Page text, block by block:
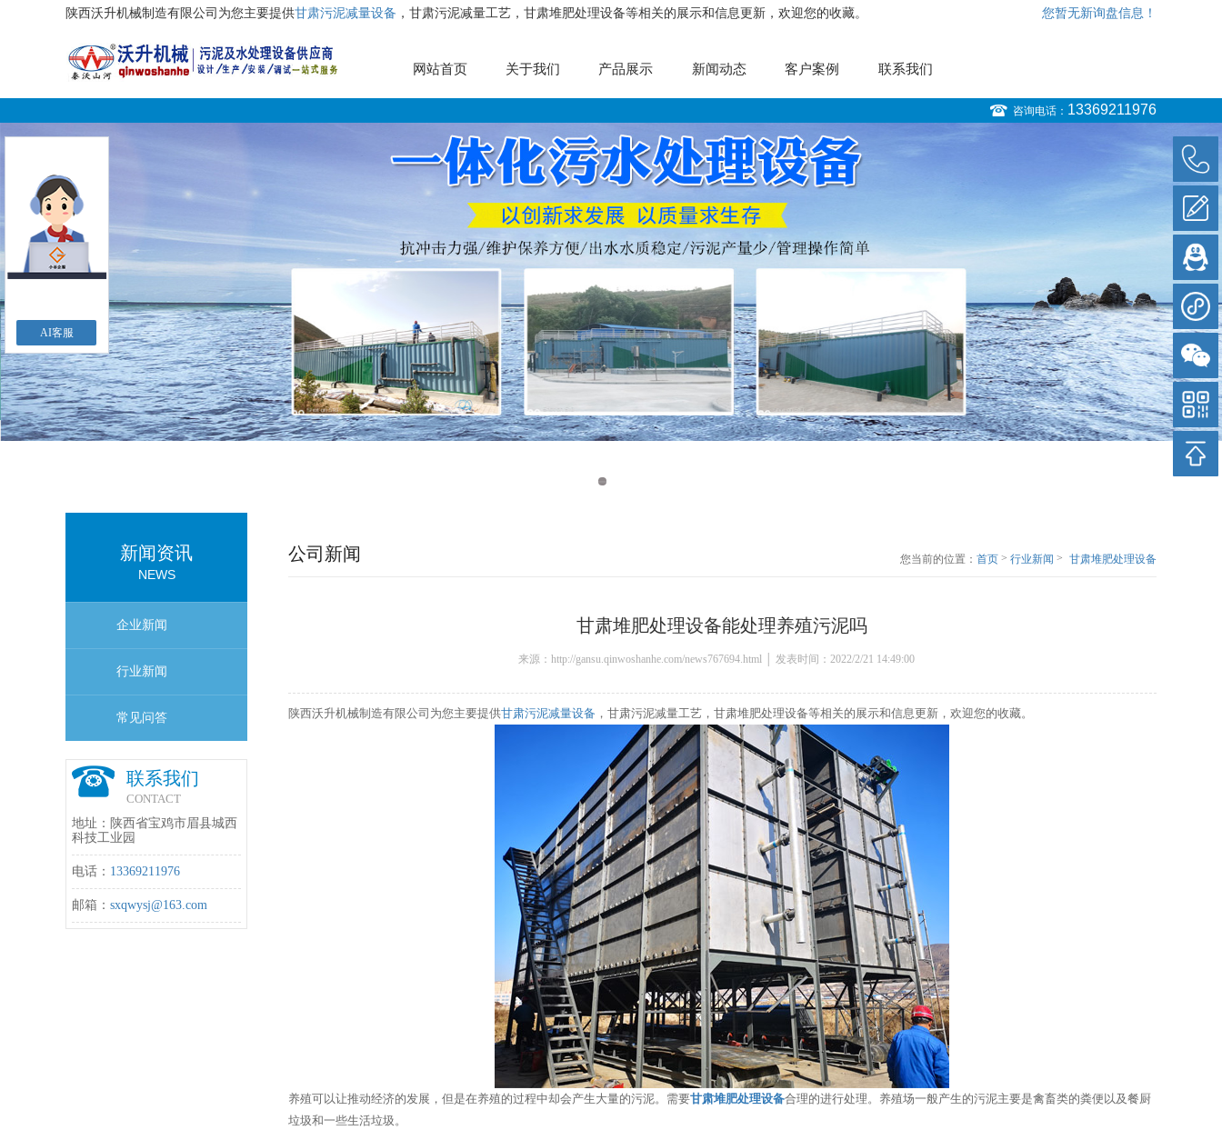
陕西沃升机械制造有限公司为您主要提供甘肃污泥减量设备 ，甘肃污泥减量工艺，甘肃堆肥处理设备等相关的展示和信息更新，欢迎您的收藏。 您暂无新询盘信息！
网站首页 关于我们 产品展示 新闻动态 客户案例 联系我们
咨询电话： 13369211976
新闻资讯
NEWS
企业新闻
行业新闻
常见问答
联系我们
CONTACT
地址：陕西省宝鸡市眉县城西
科技工业园
电话： 13369211976
邮箱： sxqwysj@163.com
公司新闻 您当前的位置： 首页 > 行业新闻 > 甘肃堆肥处理设备
甘肃堆肥处理设备能处理养殖污泥吗
来源：http://gansu.qinwoshanhe.com/news767694.html │ 发表时间：2022/2/21 14:49:00
陕西沃升机械制造有限公司为您主要提供甘肃污泥减量设备 ，甘肃污泥减量工艺，甘肃堆肥处理设备等相关的展示和信息更新，欢迎您的收藏。
养殖可以让推动经济的发展，但是在养殖的过程中却会产生大量的污泥。需要甘肃堆肥处理设备合理的进行处理。养殖场一般产生的污泥主要是禽畜类的粪便以及餐厨
垃圾和一些生活垃圾。
AI客服